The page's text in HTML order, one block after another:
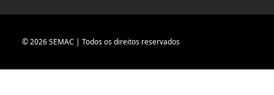
© 2026 SEMAC | Todos os direitos reservados